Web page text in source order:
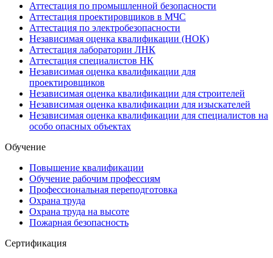
Аттестация по промышленной безопасности
Аттестация проектировщиков в МЧС
Аттестация по электробезопасности
Независимая оценка квалификации (НОК)
Аттестация лаборатории ЛНК
Аттестация специалистов НК
Независимая оценка квалификации для
проектировщиков
Независимая оценка квалификации для строителей
Независимая оценка квалификации для изыскателей
Независимая оценка квалификации для специалистов на
особо опасных объектах
Обучение
Повышение квалификации
Обучение рабочим профессиям
Профессиональная переподготовка
Охрана труда
Охрана труда на высоте
Пожарная безопасность
Сертификация